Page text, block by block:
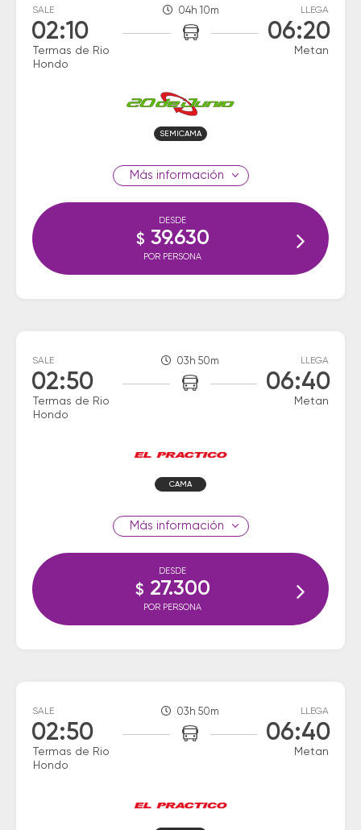
SALE
02:10
Termas de Rio
Hondo
04h 10m LLEGA
06:20
Metan
SEMICAMA
información
DESDE
$ 39.630
POR PERSONA
SALE
02:50
Termas de Rio
Hondo
03h 50m LLEGA
06:40
Metan
CAMA
información
DESDE
$ 27.300
POR PERSONA
SALE
02:50
Termas de Rio
Hondo
03h 50m LLEGA
06:40
Metan